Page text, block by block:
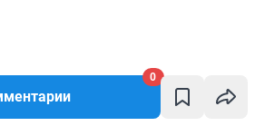
0
чтобы работать на
местного уровня,